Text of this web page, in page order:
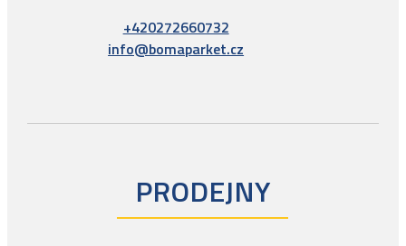
+420272660732
info@bomaparket.cz
PRODEJNY